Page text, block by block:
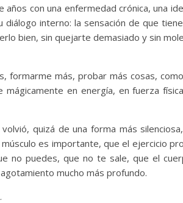
con una enfermedad crónica, una
interno: la sensación de que
bien, sin quejarte demasiado y sin
formarme más, probar más cosas,
en energía, en fuerza
quizá de una forma más
es importante, que el ejercicio
no puedes, que no te sale, que el
mucho más profundo.